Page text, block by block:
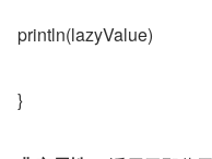
println(lazyValue)
}